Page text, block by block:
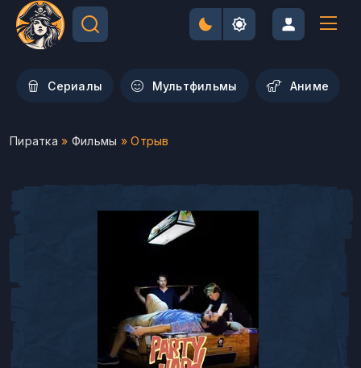
Сериалы Мультфильмы Aниме
Пиратка » Фильмы » Отрыв